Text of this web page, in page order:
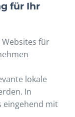
für Ihr
für
lokale
In
eingehend mit